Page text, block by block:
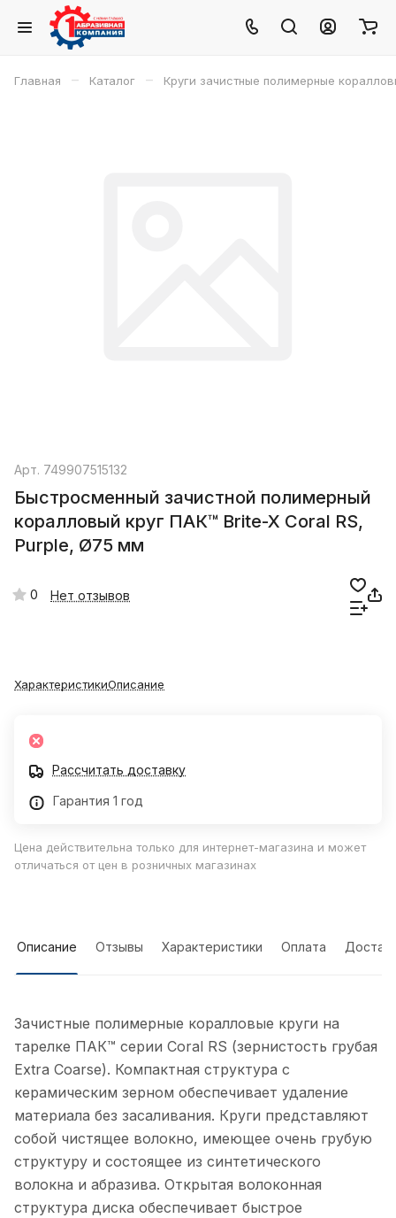
Главная – Каталог – Круги зачистные полимерные
Арт. 749907515132
Быстросменный зачистной полимерный
коралловый круг ПАК™ Brite-X Coral RS,
Purple, Ø75 мм
0 Нет отзывов
ХарактеристикиОписание
Рассчитать доставку
Гарантия 1 год
Цена действительна только для интернет-магазина и может
отличаться от цен в розничных магазинах
Описание Отзывы Характеристики Оплата
Зачистные полимерные коралловые круги на
тарелке ПАК™ серии Coral RS (зернистость грубая
Extra Coarse). Компактная структура с
керамическим зерном обеспечивает удаление
материала без засаливания. Круги представляют
собой чистящее волокно, имеющее очень грубую
структуру и состоящее из синтетического
волокна и абразива. Открытая волоконная
структура диска обеспечивает быстрое